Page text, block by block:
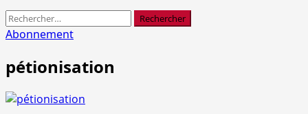
Rechercher :
Abonnement
pétionisation